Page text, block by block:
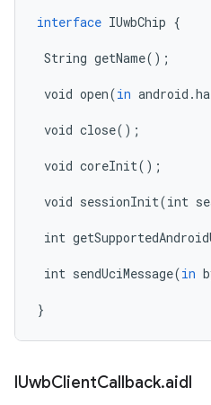
interface IUwbChip {
String getName();
void open(in android .
void close();
void coreInit();
void sessionInit(int
int
int sendUciMessage(in
}
IUwbClientCallback.aidl